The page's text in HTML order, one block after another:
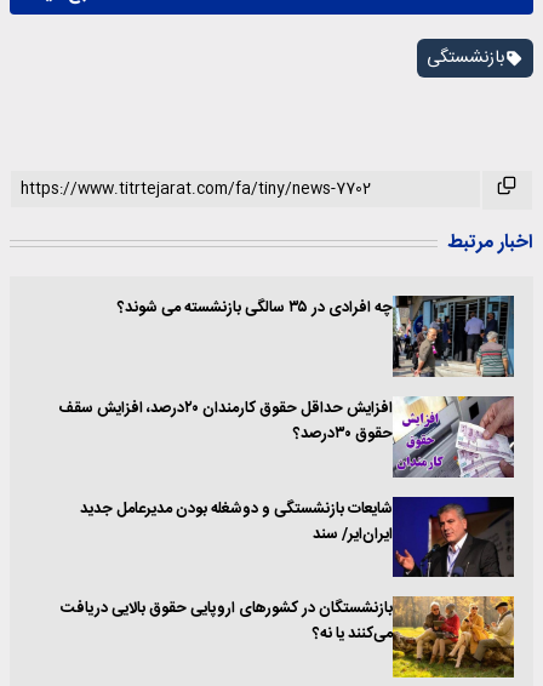
بازنشستگی
اخبار مرتبط
چه افرادی در ۳۵ سالگی بازنشسته می شوند؟
افزایش حداقل حقوق کارمندان ۲۰درصد، افزایش سقف
حقوق ۳۰درصد؟
شایعات بازنشستگی و دوشغله بودن مدیرعامل جدید
ایران‌ایر/ سند
بازنشستگان در کشورهای اروپایی حقوق بالایی دریافت
می‌کنند یا نه؟